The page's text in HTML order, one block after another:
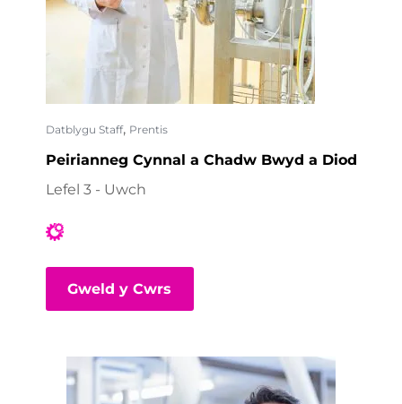
Datblygu Staff, Prentis
Peirianneg Cynnal a Chadw Bwyd a Diod
Lefel 3 - Uwch
Gweld y Cwrs